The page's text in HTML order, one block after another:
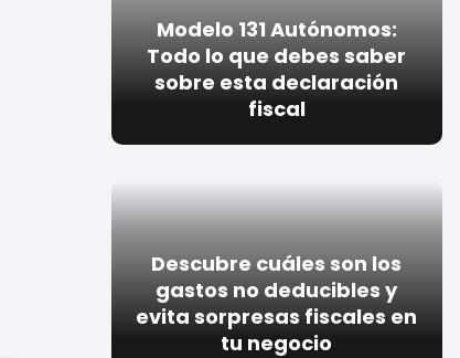
Modelo 131 Autónomos:
Todo lo que debes saber
sobre esta declaración
fiscal
Descubre cuáles son los
gastos no deducibles y
evita sorpresas fiscales en
tu negocio